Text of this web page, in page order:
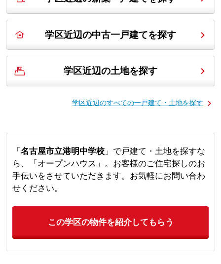
学区近辺の中古一戸建てを探す
学区近辺の土地を探す
学区近辺のすべての一戸建て・土地を探す
「 名古屋市立港明中学校」で戸建て・土地を探すな
ら、「オープンハウス」。お客様のご住宅探しのお
手伝いをさせていただきます。お気軽にお問い合わ
せください。
この学区の物件を紹介してもらう